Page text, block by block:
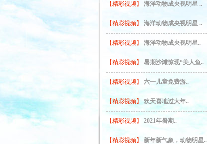
【精彩视频】 海洋动物成央视明星 ..
【精彩视频】 海洋动物成央视明星 ..
【精彩视频】 海洋动物成央视明星..
【精彩视频】 暑期沙滩惊现“美人鱼..
【精彩视频】 六一儿童免费游..
【精彩视频】欢天喜地过大年..
【精彩视频】 2021年暑期..
【精彩视频】 新年新气象，动物明星..